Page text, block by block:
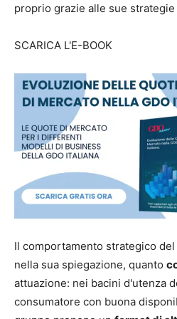
proprio grazie alle sue
SCARICA L'E-BOOK
Il comportamento strategico
nella sua spiegazione, quanto
attuazione: nei bacini d'utenza
consumatore con buona